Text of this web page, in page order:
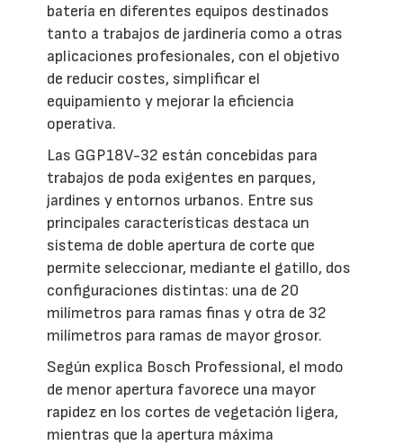
batería en diferentes equipos destinados
tanto a trabajos de jardinería como a otras
aplicaciones profesionales, con el objetivo
de reducir costes, simplificar el
equipamiento y mejorar la eficiencia
operativa.
Las GGP18V-32 están concebidas para
trabajos de poda exigentes en parques,
jardines y entornos urbanos. Entre sus
principales características destaca un
sistema de doble apertura de corte que
permite seleccionar, mediante el gatillo, dos
configuraciones distintas: una de 20
milímetros para ramas finas y otra de 32
milímetros para ramas de mayor grosor.
Según explica Bosch Professional, el modo
de menor apertura favorece una mayor
rapidez en los cortes de vegetación ligera,
mientras que la apertura máxima